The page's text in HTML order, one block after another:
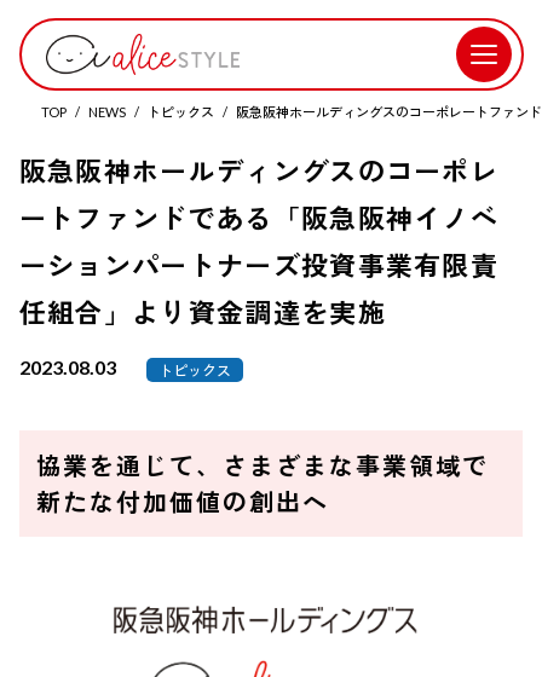
TOP NEWS トピックス 阪急阪神ホールディングスのコーポレートファン
阪急阪神ホールディングスのコーポレ
ートファンドである「阪急阪神イノベ
ーションパートナーズ投資事業有限責
任組合」より資金調達を実施
2023.08.03 トピックス
協業を通じて、さまざまな事業領域で
新たな付加価値の創出へ